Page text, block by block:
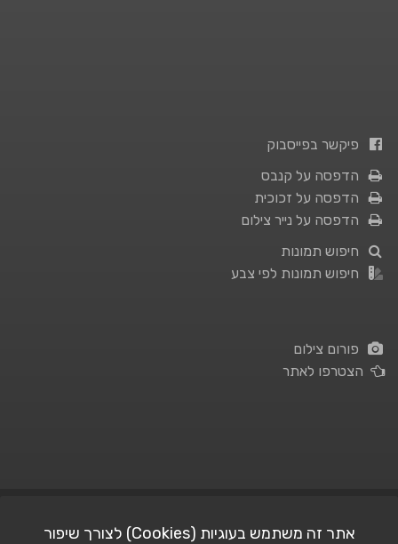
פיקשר בפייסבוק
הדפסה על קנבס
הדפסה על זכוכית
הדפסה על נייר צילום
חיפוש תמונות
חיפוש תמונות לפי צבע
פורום צילום
הצטרפו לאתר
אתר זה משתמש בעוגיות (Cookies) לצורך שיפור